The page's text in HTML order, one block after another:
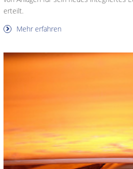
erteilt.
Mehr erfahren